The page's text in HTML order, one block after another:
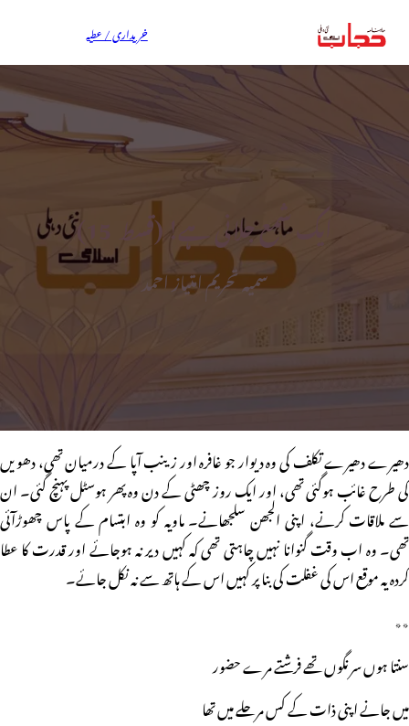
خریداری / عطیہ
ایک شمع جلانی ہے! (قسط ــ 15)
سمیہ تحریم امتیاز احمد
دھیرے دھیرے تکلف کی وہ دیوار جو غافرہ اور زینب آپا کے درمیان تھی، دھویں
کی طرح غائب ہوگئی تھی، اور ایک روز چھٹی کے دن وہ پھر ہوسٹل پہنچ گئی۔ ان
سے ملاقات کرنے، اپنی الجھن سلجھانے۔ ماویہ کو وہ ابتسام کے پاس چھوڑآئی
تھی۔ وہ اب وقت گنوانا نہیں چاہتی تھی کہ کہیں دیر نہ ہوجائے اور قدرت کا عطا
کردہ یہ موقع اس کی غفلت کی بنا پر کہیں اس کے ہاتھ سے نہ نکل جائے۔
٭٭
سنتا ہوں سرنگوں تھے فرشتے مرے حضور
میں جانے اپنی ذات کے کس مرحلے میں تھا